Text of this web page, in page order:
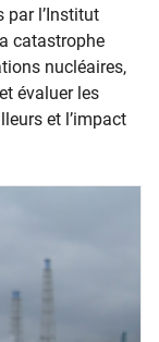
par l’Institut
catastrophe
nucléaires,
évaluer les
et l’impact